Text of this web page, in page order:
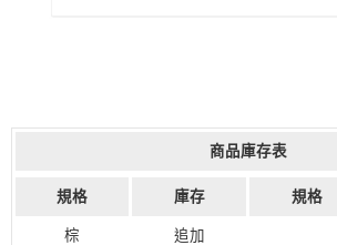
商品庫存表
規格 庫存 規格
棕 追加